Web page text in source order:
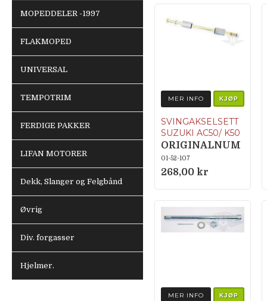
MOPEDDELER -1997
FLAKMOPED
UNIVERSAL
TEMPOTRIM
FERDIGE PAKKER
LIFAN MOTORER
Dekk, Slanger og Felgbånd
Øvrig
Div. forgasser
Hjelmer.
MER INFO KJØP
SVINGAKSELSETT
SUZUKI AC50/ K50
ORIGINALNUM
MER 61211-
20001, 09319-
01-52-107
268,00 kr
MER INFO KJØP